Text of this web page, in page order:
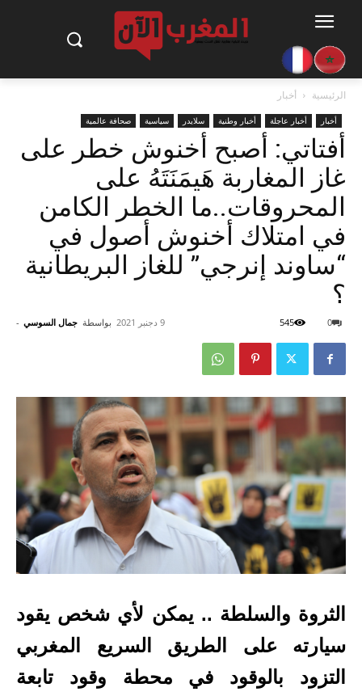
الرئيسية أخبار
أخبار أخبار عاجلة أخبار وطنية سلايدر سياسية صحافة عالمية
أفتاتي: أصبح أخنوش خطر على
غاز المغاربة هَيمَنَتَهُ على
المحروقات..ما الخطر الكامن
في امتلاك أخنوش أصول في
“ساوند إنرجي” للغاز البريطانية
؟
بواسطة جمال السوسي - 9 دجنبر 2021 0
545
الثروة والسلطة .. يمكن لأي شخص يقود
سيارته على الطريق السريع المغربي
التزود بالوقود في محطة وقود تابعة